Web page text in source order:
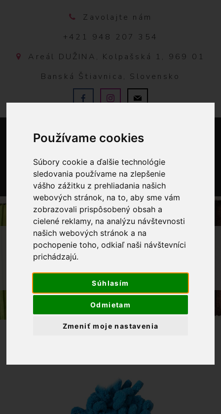
Používame cookies
Súbory cookie a ďalšie technológie
sledovania používame na zlepšenie
vášho zážitku z prehliadania našich
webových stránok, na to, aby sme vám
zobrazovali prispôsobený obsah a
cielené reklamy, na analýzu návštevnosti
našich webových stránok a na
pochopenie toho, odkiaľ naši návštevníci
prichádzajú.
Súhlasím
Odmietam
Zmeniť moje nastavenia
Zavolajte nám
+421 948 207 354
Areál DUŽINA, Kolpašská 1, 969 01
Banská Štiavnica, Slovensko
0
OBCHOD PRIADZE PLETACIE PRIADZE
PRIADZA ALIZE PUFFY 294
TMAVOMODRÝ TYRKYS